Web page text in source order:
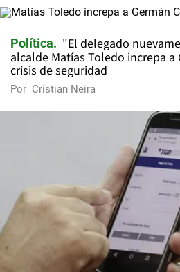
Política
"El delegado
alcalde Matías Toledo increpa
crisis de seguridad
Por Cristian Neira